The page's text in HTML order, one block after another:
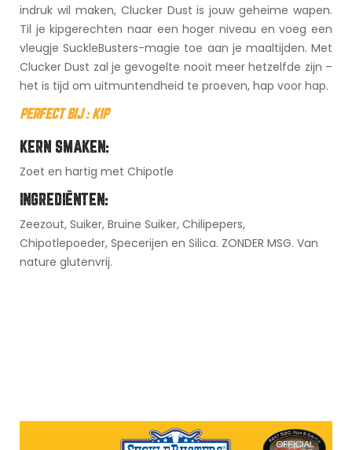
indruk wil maken, Clucker Dust is jouw geheime wapen.
Til je kipgerechten naar een hoger niveau en voeg een
vleugje SuckleBusters-magie toe aan je maaltijden. Met
Clucker Dust zal je gevogelte nooit meer hetzelfde zijn –
het is tijd om uitmuntendheid te proeven, hap voor hap.
PERFECT BIJ : KIP
KERN SMAKEN:
Zoet en hartig met Chipotle
INGREDIËNTEN:
Zeezout, Suiker, Bruine Suiker, Chilipepers,
Chipotlepoeder, Specerijen en Silica. ZONDER MSG. Van
nature glutenvrij.